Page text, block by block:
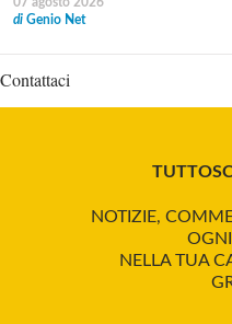
07 agosto 2026
di Genio Net
Contattaci
NOTIZIE,
NELLA TUA